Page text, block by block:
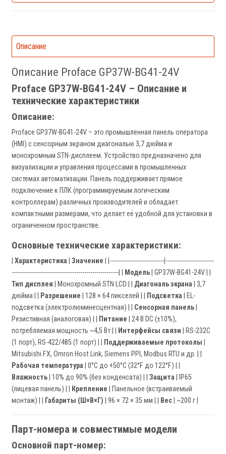
Описание
Описание Proface GP37W-BG41-24V
Proface GP37W-BG41-24V – Описание и
технические характеристики
Описание:
Proface GP37W-BG41-24V – это промышленная панель оператора
(HMI) с сенсорным экраном диагональю 3,7 дюйма и
монохромным STN-дисплеем. Устройство предназначено для
визуализации и управления процессами в промышленных
системах автоматизации. Панель поддерживает прямое
подключение к ПЛК (программируемым логическим
контроллерам) различных производителей и обладает
компактными размерами, что делает её удобной для установки в
ограниченном пространстве.
Основные технические характеристики:
Характеристика Значение | |---------------------------|------------------------
-----------------------------------------------------| |
Модель | GP37W-BG41-24V | |
Тип дисплея | Монохромный STN LCD | | Диагональ экрана | 3,7
дюйма | |
Разрешение | 128 × 64 пикселей | | Подсветка | EL-
подсветка (электролюминесцентная) | | Сенсорная панель
Резистивная (аналоговая) | |
Питание | 24 В DC (±10%),
потребляемая мощность ~4,5 Вт | |
Интерфейсы связи | RS-232C
(1 порт), RS-422/485 (1 порт) | |
Поддерживаемые протоколы
Mitsubishi FX, Omron Host Link, Siemens PPI, Modbus RTU и др. | |
Рабочая температура | 0°C до +50°C (32°F до 122°F) | |
Влажность | 10% до 90% (без конденсата) | | Защита | IP65
(лицевая панель) | |
Крепление | Панельное (встраиваемый
монтаж) | |
Габариты (Ш×В×Г) | 96 × 72 × 35 мм | | Вес | ~200 г |
Парт-номера и совместимые модели
Основной парт-номер: